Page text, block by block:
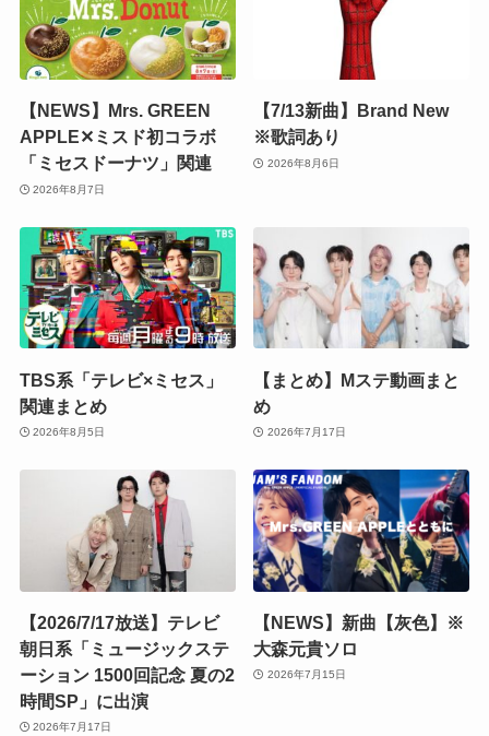
【NEWS】Mrs. GREEN
APPLE✕ミスド初コラボ
「ミセスドーナツ」関連
2026年8月7日
【7/13新曲】Brand New
※歌詞あり
2026年8月6日
TBS系「テレビ×ミセス」
関連まとめ
2026年8月5日
【まとめ】Mステ動画まと
め
2026年7月17日
【2026/7/17放送】テレビ
朝日系「ミュージックステ
ーション 1500回記念 夏の2
時間SP」に出演
2026年7月17日
【NEWS】新曲【灰色】※
大森元貴ソロ
2026年7月15日